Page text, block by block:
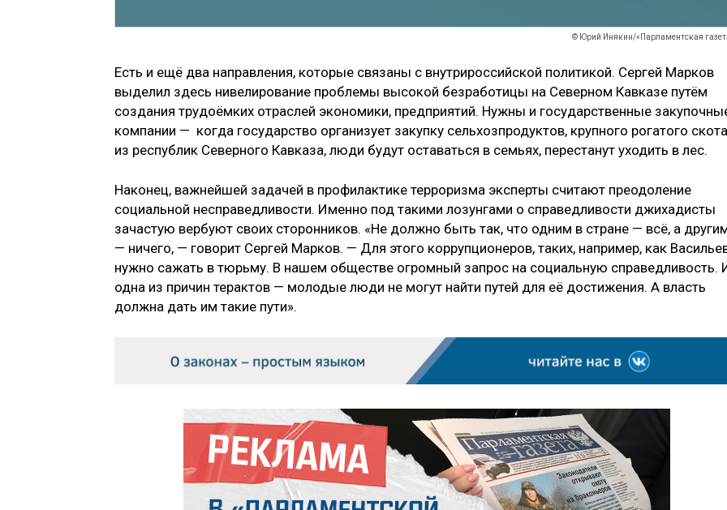
© Юрий Инякин/«Парламентская
Есть и ещё два направления, которые связаны с внутрироссийской политикой. Сергей Марков
выделил здесь нивелирование проблемы высокой безработицы на Северном Кавказе путём
создания трудоёмких отраслей экономики, предприятий. Нужны и государственные
компании — когда государство организует закупку сельхозпродуктов, крупного рогатого скота
из республик Северного Кавказа, люди будут оставаться в семьях, перестанут уходить в лес.
Наконец, важнейшей задачей в профилактике терроризма эксперты считают преодоление
социальной несправедливости. Именно под такими лозунгами о справедливости джихадисты
зачастую вербуют своих сторонников. «Не должно быть так, что одним в стране — всё, а
— ничего, — говорит Сергей Марков. — Для этого коррупционеров, таких, например, как
нужно сажать в тюрьму. В нашем обществе огромный запрос на социальную справедливость.
одна из причин терактов — молодые люди не могут найти путей для её достижения. А власть
должна дать им такие пути».